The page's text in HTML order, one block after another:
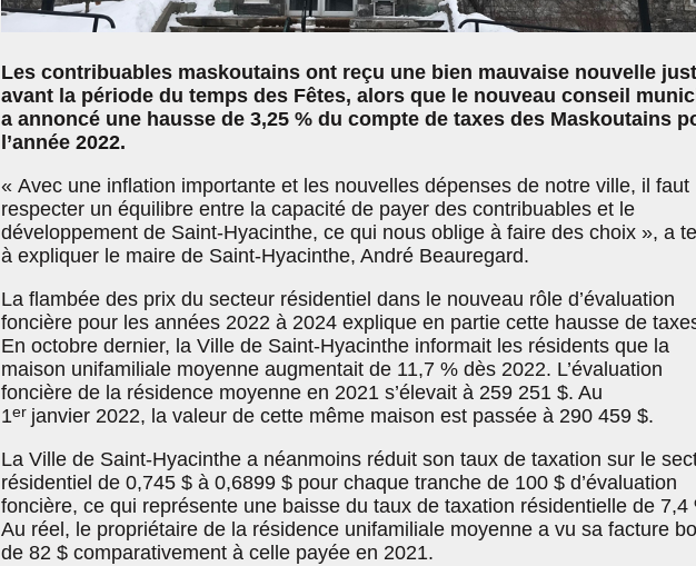
Les contribuables maskoutains ont reçu une bien mauvaise nouvelle
avant la période du temps des Fêtes, alors que le nouveau conseil
a annoncé une hausse de 3,25 % du compte de taxes des Maskoutains
l’année 2022.
« Avec une inflation importante et les nouvelles dépenses de notre ville, il faut
respecter un équilibre entre la capacité de payer des contribuables et le
développement de Saint-Hyacinthe, ce qui nous oblige à faire des choix », a
à expliquer le maire de Saint-Hyacinthe, André Beauregard.
La flambée des prix du secteur résidentiel dans le nouveau rôle d’évaluation
foncière pour les années 2022 à 2024 explique en partie cette hausse de
En octobre dernier, la Ville de Saint-Hyacinthe informait les résidents que la
maison unifamiliale moyenne augmentait de 11,7 % dès 2022. L’évaluation
foncière de la résidence moyenne en 2021 s’élevait à 259 251 $. Au
1er janvier 2022, la valeur de cette même maison est passée à 290 459 $.
La Ville de Saint-Hyacinthe a néanmoins réduit son taux de taxation sur le
résidentiel de 0,745 $ à 0,6899 $ pour chaque tranche de 100 $ d’évaluation
foncière, ce qui représente une baisse du taux de taxation résidentielle de 7,4
Au réel, le propriétaire de la résidence unifamiliale moyenne a vu sa facture
de 82 $ comparativement à celle payée en 2021.